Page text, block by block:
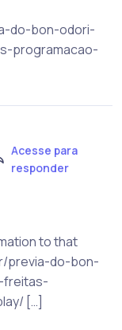
do-bon-odori-
programacao-
Acesse para
responder
to that
previa-do-bon-
freitas-
[…]